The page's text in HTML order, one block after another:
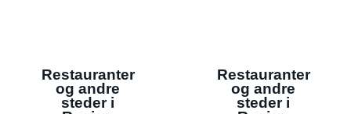
Restauranter
og andre
steder i
Restauranter
og andre
steder i